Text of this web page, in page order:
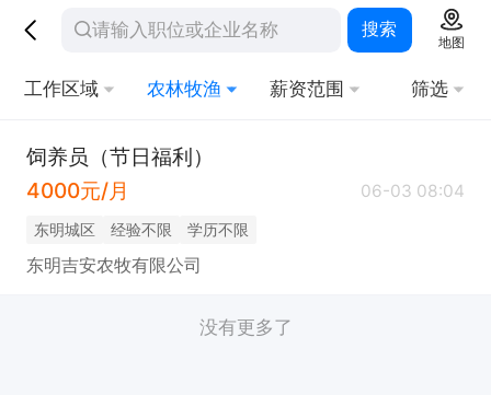
搜索
地图
工作区域 农林牧渔 薪资范围 筛选
饲养员（节日福利）
4000元/月
06-03 08:04
东明城区 经验不限 学历不限
东明吉安农牧有限公司
没有更多了